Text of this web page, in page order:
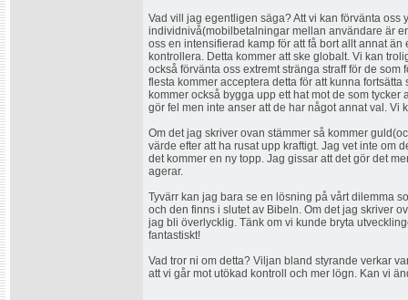
Vad vill jag egentligen säga? Att vi kan förvänta oss
individnivå(mobilbetalningar mellan användare är
oss en intensifierad kamp för att få bort allt annat
kontrollera. Detta kommer att ske globalt. Vi kan
också förvänta oss extremt stränga straff för de som
flesta kommer acceptera detta för att kunna
kommer också bygga upp ett hat mot de som
gör fel men inte anser att de har något annat val. Vi
Om det jag skriver ovan stämmer så kommer
värde efter att ha rusat upp kraftigt. Jag vet inte om
det kommer en ny topp. Jag gissar att det gör det
agerar.
Tyvärr kan jag bara se en lösning på vårt dilemma
och den finns i slutet av Bibeln. Om det jag skriver
jag bli överlycklig. Tänk om vi kunde bryta
fantastiskt!
Vad tror ni om detta? Viljan bland styrande verkar
att vi går mot utökad kontroll och mer lögn. Kan vi